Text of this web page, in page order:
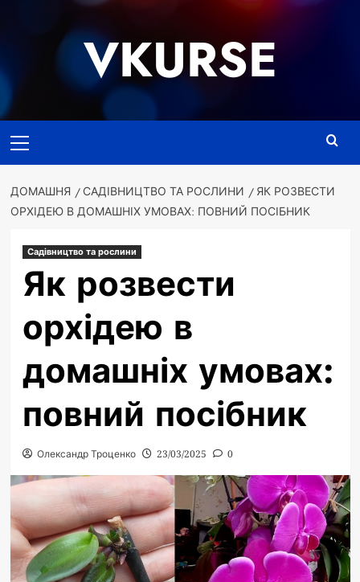
VKURSE
меню
ДОМАШНЯ САДІВНИЦТВО ТА РОСЛИНИ
ЯК РОЗВЕСТИ
ОРХІДЕЮ В ДОМАШНІХ УМОВАХ: ПОВНИЙ ПОСІБНИК
Садівництво та рослини
Як розвести
орхідею в
домашніх умовах:
повний посібник
Олександр Троценко 23/03/2025 0